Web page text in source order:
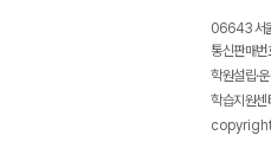
06643 서
통신판매
학원설립·
학습지원